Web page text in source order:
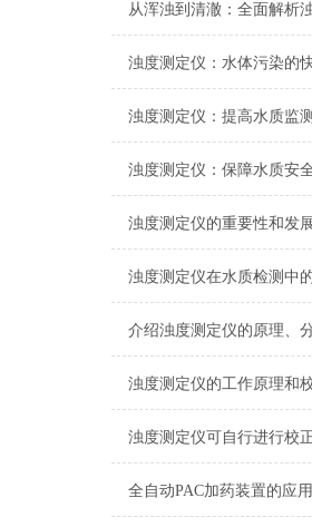
浊度测定仪的重要性和发
浊度测定仪在水质检测中
浊度测定仪的工作原理和
浊度测定仪可自行进行校